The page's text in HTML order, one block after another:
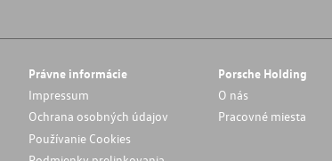
Právne informácie
Impressum
Ochrana osobných údajov
Používanie Cookies
Porsche Holding
O nás
Pracovné miesta